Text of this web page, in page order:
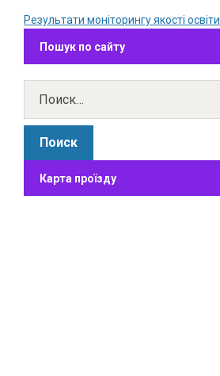
Результати моніторингу якості освіти
Пошук по сайту
Карта проїзду